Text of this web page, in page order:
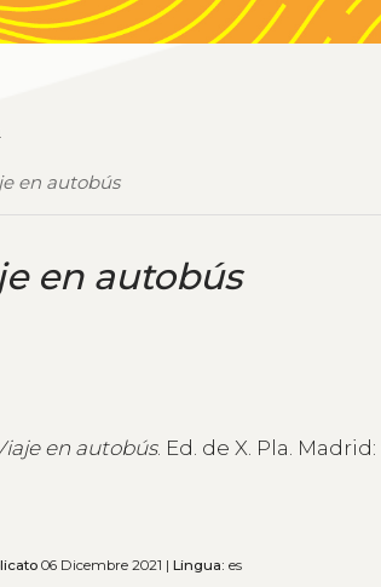
en autobús
en autobús
en autobús. Ed. de X. Pla.
06 Dicembre 2021 |Lingua: es